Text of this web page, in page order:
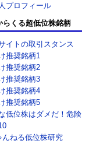
プロフィール
らくる超低位株銘柄
イトの取引スタンス
推奨銘柄1
推奨銘柄2
推奨銘柄3
推奨銘柄4
推奨銘柄5
低位株はダメだ！危険
んねる低位株研究